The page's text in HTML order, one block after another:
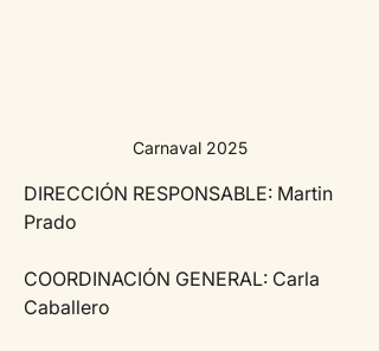
Carnaval 2025
DIRECCIÓN RESPONSABLE: Martin
Prado
COORDINACIÓN GENERAL: Carla
Caballero